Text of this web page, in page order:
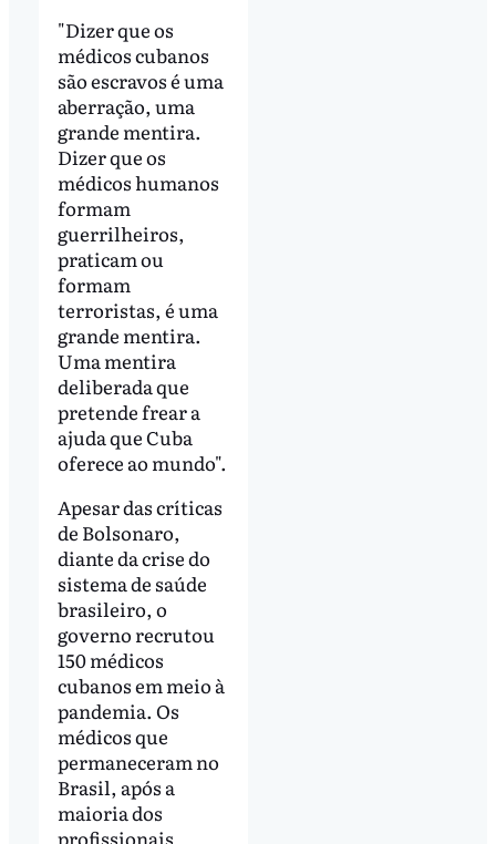
"Dizer que os
médicos cubanos
são escravos é uma
aberração, uma
grande mentira.
Dizer que os
médicos humanos
formam
guerrilheiros,
praticam ou
formam
terroristas, é uma
grande mentira.
Uma mentira
deliberada que
pretende frear a
ajuda que Cuba
oferece ao mundo".
Apesar das críticas
de Bolsonaro,
diante da crise do
sistema de saúde
brasileiro, o
governo recrutou
150 médicos
cubanos em meio à
pandemia. Os
médicos que
permaneceram no
Brasil, após a
maioria dos
profissionais